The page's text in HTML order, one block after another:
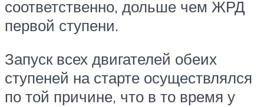
соответственно, дольше чем ЖРД
первой ступени.
Запуск всех двигателей обеих
ступеней на старте осуществлялся
по той причине, что в то время у